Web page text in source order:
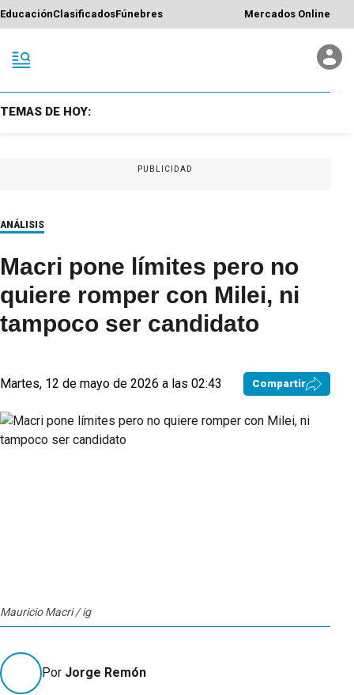
EducaciónClasificadosFúnebres Mercados Online
TEMAS DE HOY:
PUBLICIDAD
ANÁLISIS
Macri pone límites pero no
quiere romper con Milei, ni
tampoco ser candidato
Martes, 12 de mayo de 2026 a las 02:43 Compartir
Mauricio Macri / ig
Por Jorge Remón